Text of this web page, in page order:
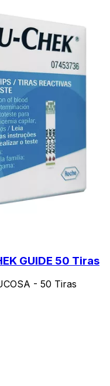
GUIDE 50 Tiras
- 50 Tiras